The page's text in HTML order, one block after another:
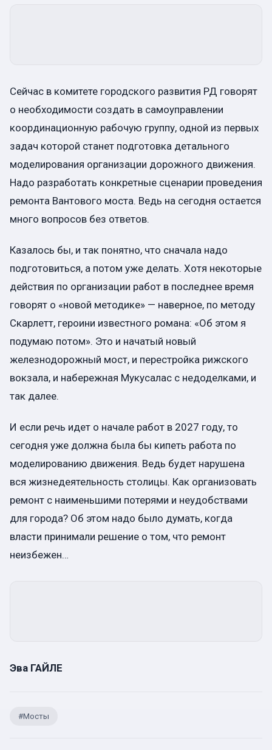
Сейчас в комитете городского развития РД говорят
о необходимости создать в самоуправлении
координационную рабочую группу, одной из первых
задач которой станет подготовка детального
моделирования организации дорожного движения.
Надо разработать конкретные сценарии проведения
ремонта Вантового моста. Ведь на сегодня остается
много вопросов без ответов.
Казалось бы, и так понятно, что сначала надо
подготовиться, а потом уже делать. Хотя некоторые
действия по организации работ в последнее время
говорят о «новой методике» — наверное, по методу
Скарлетт, героини известного романа: «Об этом я
подумаю потом». Это и начатый новый
железнодорожный мост, и перестройка рижского
вокзала, и набережная Мукусалас с недоделками, и
так далее.
И если речь идет о начале работ в 2027 году, то
сегодня уже должна была бы кипеть работа по
моделированию движения. Ведь будет нарушена
вся жизнедеятельность столицы. Как организовать
ремонт с наименьшими потерями и неудобствами
для города? Об этом надо было думать, когда
власти принимали решение о том, что ремонт
неизбежен…
Эва ГАЙЛЕ
#Мосты